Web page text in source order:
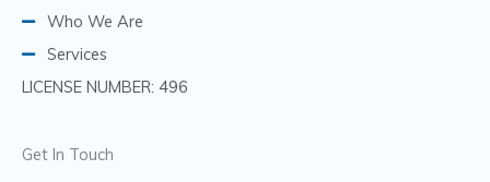
Who We Are
Services
LICENSE NUMBER: 496
Get In Touch